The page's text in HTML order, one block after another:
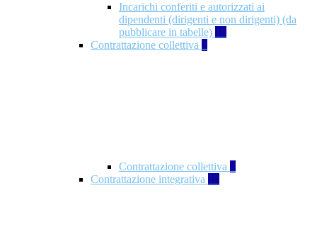
Incarichi conferiti e autorizzati ai
dipendenti (dirigenti e non dirigenti) (da
pubblicare in tabelle) 18
Contrattazione collettiva 2
Contrattazione collettiva 2
Contrattazione integrativa 10